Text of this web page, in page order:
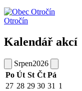
Otročín
Kalendář akcí
Srpen2026
Po Út St Čt Pá
27 28 29 30 31 1